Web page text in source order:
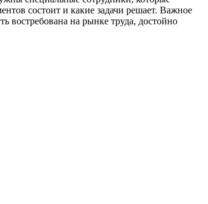
состоит и какие задачи решает. Важное
востребована на рынке труда, достойно